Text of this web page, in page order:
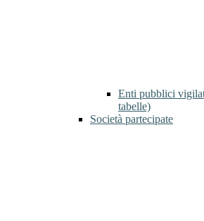
Enti pubblici
tabelle)
Società partecipate